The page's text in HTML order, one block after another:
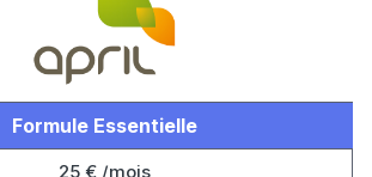
Formule Essentielle
25 € /mois